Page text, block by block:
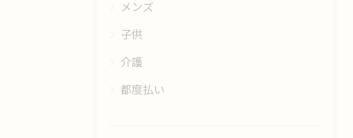
メンズ
子供
介護
都度払い